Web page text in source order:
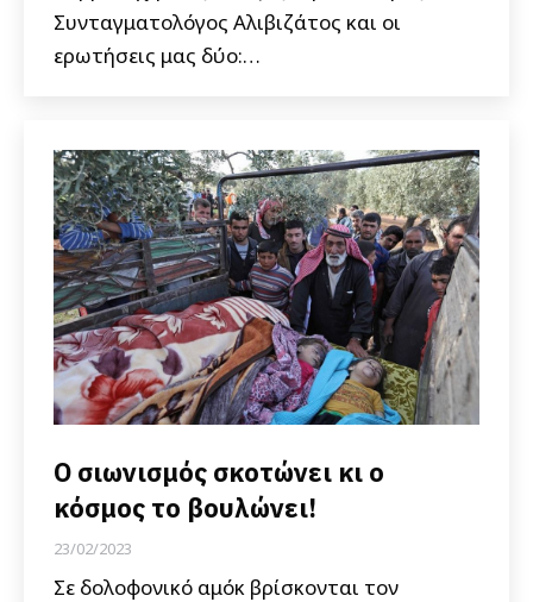
Συνταγματολόγος Αλιβιζάτος και οι
ερωτήσεις μας δύο:…
Ο σιωνισμός σκοτώνει κι ο
κόσμος το βουλώνει!
23/02/2023
Σε δολοφονικό αμόκ βρίσκονται τον